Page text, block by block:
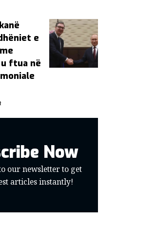
e
ftua në
Now
our newsletter to get
articles instantly!